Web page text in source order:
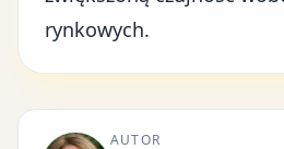
rynkowych.
AUTOR